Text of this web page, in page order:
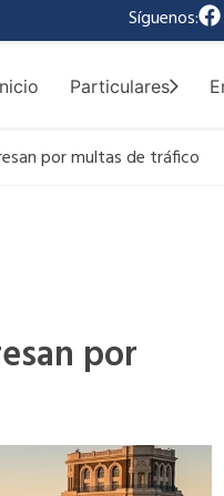
Síguenos: F
a
e
b
Particulares
por multas de tráfico
por